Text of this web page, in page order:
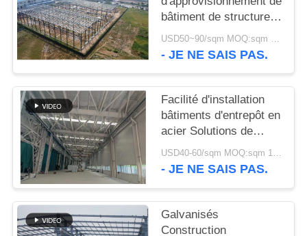
PLAN
DU
SITE
POLITIQUE
DE
CONFIDENTIALITÉ
bâtiment de structure
métallique pour
l'industrie
USD50~90/sqm MOQ:sqm 1000
- JE NE SAIS PAS.
Facilité d'installation
bâtiments d'entrepôt en
acier Solutions de
stockage
respectueuses de
USD40-60/sqm MOQ:sqm 1000
- JE NE SAIS PAS.
Galvanisés
Construction